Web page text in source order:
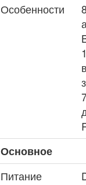
Особенности
Основное
Питание